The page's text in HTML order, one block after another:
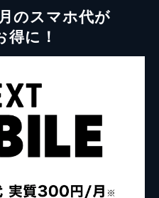
のスマホ代が
に！